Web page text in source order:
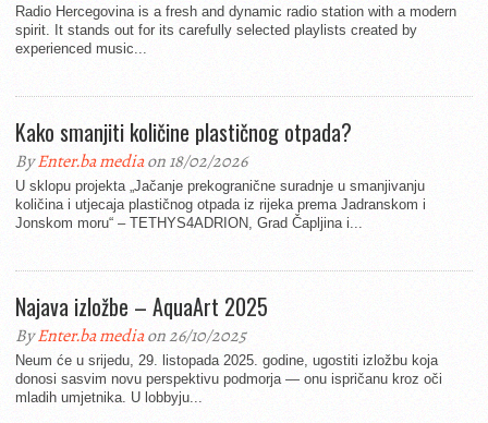
Radio Hercegovina is a fresh and dynamic radio station with a modern
spirit. It stands out for its carefully selected playlists created by
experienced music...
Kako smanjiti količine plastičnog otpada?
ByEnter.ba mediaon 18/02/2026
U sklopu projekta „Jačanje prekogranične suradnje u smanjivanju
količina i utjecaja plastičnog otpada iz rijeka prema Jadranskom i
Jonskom moru“ – TETHYS4ADRION, Grad Čapljina i...
Najava izložbe – AquaArt 2025
ByEnter.ba mediaon 26/10/2025
Neum će u srijedu, 29. listopada 2025. godine, ugostiti izložbu koja
donosi sasvim novu perspektivu podmorja — onu ispričanu kroz oči
mladih umjetnika. U lobbyju...